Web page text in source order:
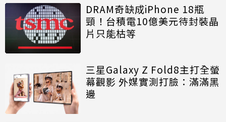
DRAM奇缺成iPhone 18瓶
頸！台積電10億美元待封裝晶
片只能枯等
三星Galaxy Z Fold8主打全螢
幕觀影 外媒實測打臉：滿滿黑
邊